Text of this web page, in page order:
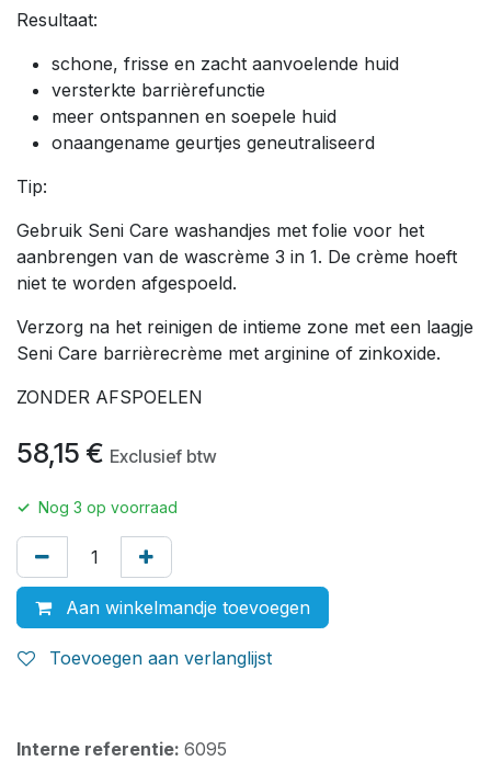
Resultaat:
schone, frisse en zacht aanvoelende huid
versterkte barrièrefunctie
meer ontspannen en soepele huid
onaangename geurtjes geneutraliseerd
Tip:
Gebruik Seni Care washandjes met folie voor het
aanbrengen van de wascrème 3 in 1. De crème hoeft
niet te worden afgespoeld.
Verzorg na het reinigen de intieme zone met een laagje
Seni Care barrièrecrème met arginine of zinkoxide.
ZONDER AFSPOELEN
58,15 € Exclusief btw
✓ Nog 3 op voorraad
Aan winkelmandje toevoegen
Toevoegen aan verlanglijst
Interne referentie: 6095